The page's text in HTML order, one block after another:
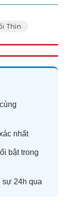
Thìn
nhất
bật trong
sự 24h qua